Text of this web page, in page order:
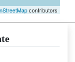
contributors